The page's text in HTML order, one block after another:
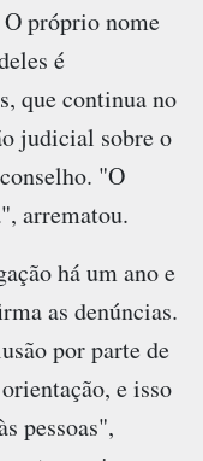
O próprio nome
é
que continua no
judicial sobre o
"O
arrematou.
há um ano e
as denúncias.
por parte de
e isso
pessoas",